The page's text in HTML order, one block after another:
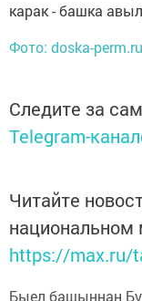
карак - башка
Фото: doska-perm.ru
Следите за
Telegram-
Читайте
https://max.ru/
Быел башыннан